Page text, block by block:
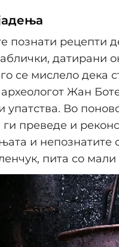
познати рецепти
датирани
се мислело дека
археологот Жан
упатства. Во
преведе и
и непознатите
пита со